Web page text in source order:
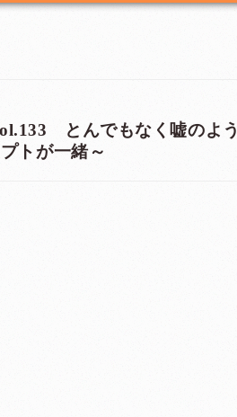
とんでもなく嘘のよう
トが一緒～